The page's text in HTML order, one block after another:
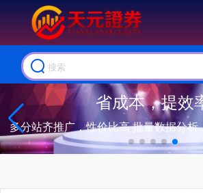
省成本，提效
多分站齐推广，性价比高 批量数据分